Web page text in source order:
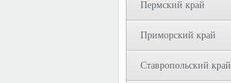
Пермский край
Приморский край
Ставропольский край